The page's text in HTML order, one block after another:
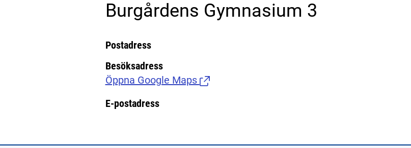
Burgårdens Gymnasium 3
Postadress
Besöksadress
Öppna Google Maps (Länk till extern sida.)
E-postadress